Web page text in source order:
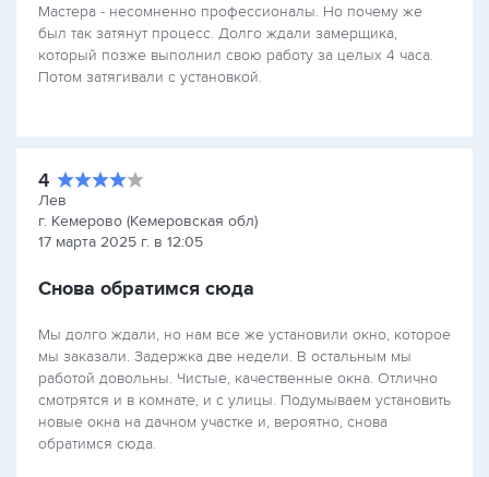
Мастера - несомненно профессионалы. Но почему же
был так затянут процесс. Долго ждали замерщика,
который позже выполнил свою работу за целых 4 часа.
Потом затягивали с установкой.
4
Лев
г. Кемерово (Кемеровская обл)
17 марта 2025 г. в 12:05
Снова обратимся сюда
Мы долго ждали, но нам все же установили окно, которое
мы заказали. Задержка две недели. В остальным мы
работой довольны. Чистые, качественные окна. Отлично
смотрятся и в комнате, и с улицы. Подумываем установить
новые окна на дачном участке и, вероятно, снова
обратимся сюда.